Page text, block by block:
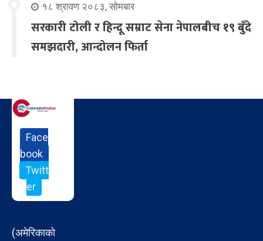
१८ श्रावण २०८३, सोमबार
सरकारी टोली र हिन्दू सम्राट सेना नेपालबीच १९ बुँदे
समझदारी, आन्दोलन फिर्ता
Face
book
Twitt
er
(अमेरिकाको